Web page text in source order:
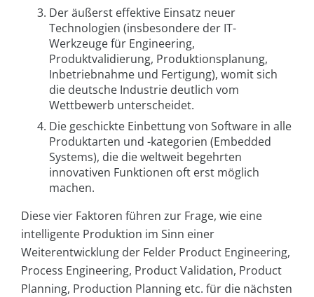
Der äußerst effektive Einsatz neuer
Technologien (insbesondere der IT-
Werkzeuge für Engineering,
Produktvalidierung, Produktionsplanung,
Inbetriebnahme und Fertigung), womit sich
die deutsche Industrie deutlich vom
Wettbewerb unterscheidet.
Die geschickte Einbettung von Software in alle
Produktarten und -kategorien (Embedded
Systems), die die weltweit begehrten
innovativen Funktionen oft erst möglich
machen.
Diese vier Faktoren führen zur Frage, wie eine
intelligente Produktion im Sinn einer
Weiterentwicklung der Felder Product Engineering,
Process Engineering, Product Validation, Product
Planning, Production Planning etc. für die nächsten